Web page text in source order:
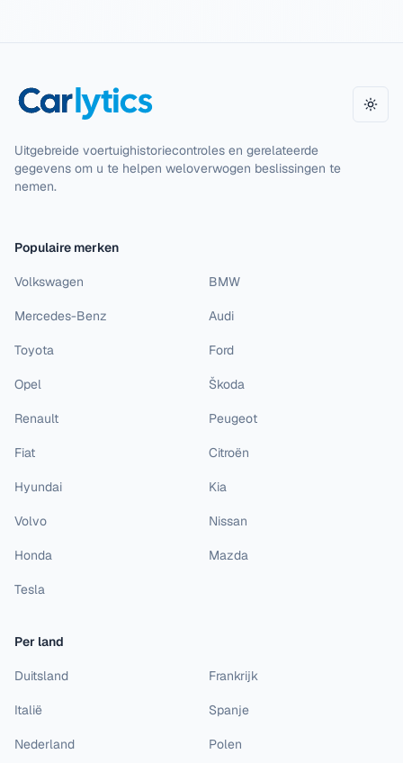
Uitgebreide voertuighistoriecontroles en gerelateerde
gegevens om u te helpen weloverwogen beslissingen te
nemen.
Populaire merken
Volkswagen BMW
Mercedes-Benz Audi
Toyota Ford
Opel Škoda
Renault Peugeot
Fiat Citroën
Hyundai Kia
Volvo Nissan
Honda Mazda
Tesla
Per land
Duitsland Frankrijk
Italië Spanje
Nederland Polen